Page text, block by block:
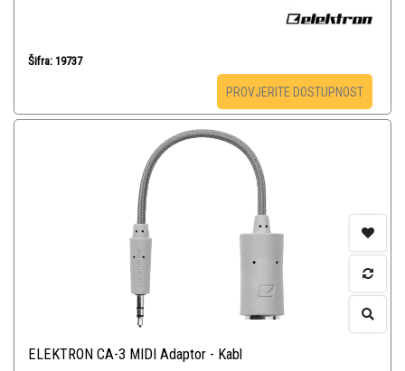
Šifra: 19737
PROVJERITE DOSTUPNOST
ELEKTRON CA-3 MIDI Adaptor - Kabl